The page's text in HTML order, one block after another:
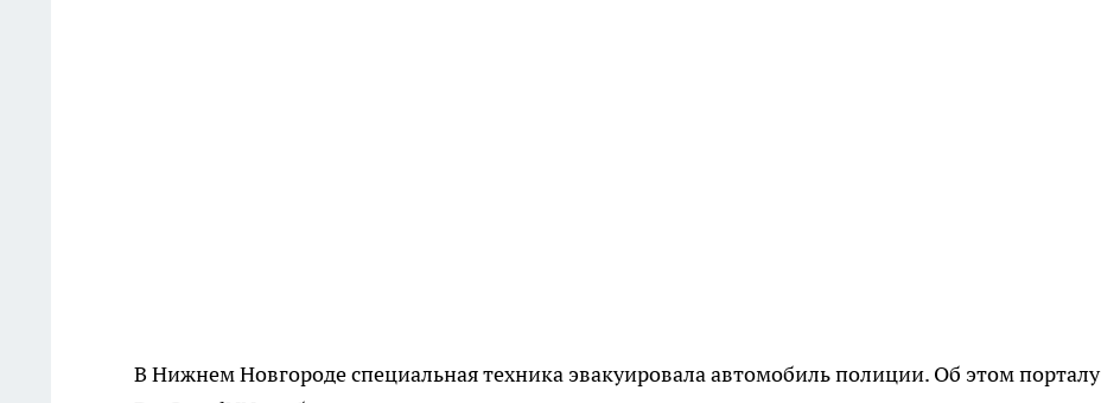
В Нижнем Новгороде специальная техника эвакуировала автомобиль полиции. Об этом порталу